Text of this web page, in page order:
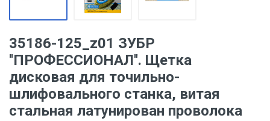
35186-125_z01 ЗУБР
''ПРОФЕССИОНАЛ''. Щетка
дисковая для точильно-
шлифовального станка, витая
стальная латунирован проволока